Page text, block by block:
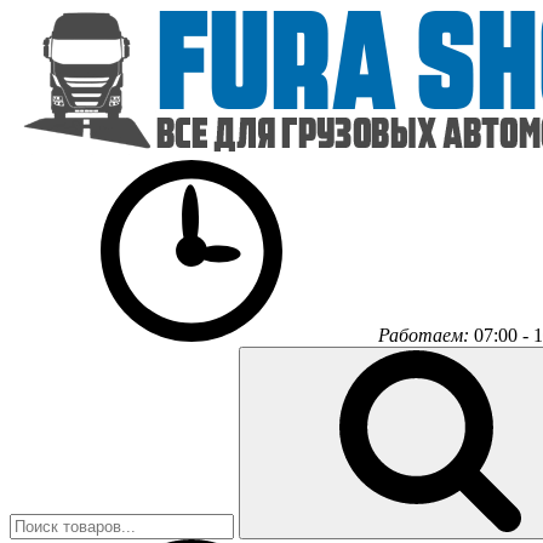
Работаем: 07:00 -